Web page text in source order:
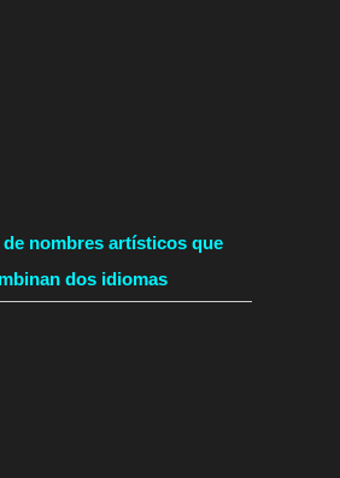
de nombres artísticos que
dos idiomas